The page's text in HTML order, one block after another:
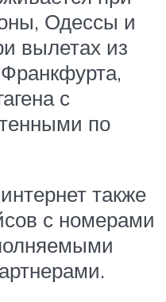
Одессы и
вылетах из
с
по
также
с номерами